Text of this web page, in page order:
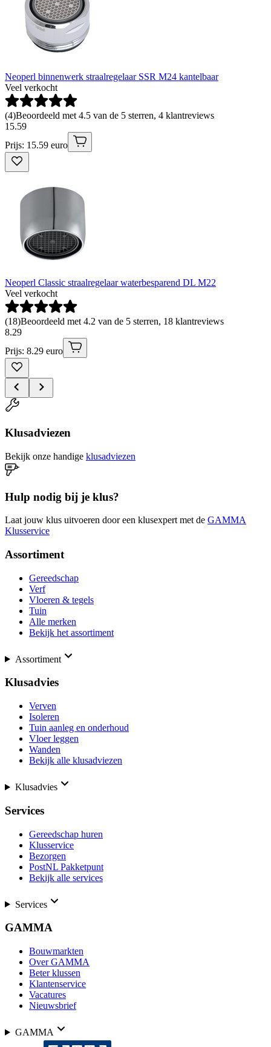
Neoperl binnenwerk straalregelaar SSR M24 kantelbaar
Veel verkocht
(4)Beoordeeld met 4.5 van de 5 sterren, 4 klantreviews
15.59
Prijs: 15.59 euro
Neoperl Classic straalregelaar waterbesparend DL M22
Veel verkocht
(18)Beoordeeld met 4.2 van de 5 sterren, 18 klantreviews
8.29
Prijs: 8.29 euro
Klusadviezen
Bekijk onze handige klusadviezen
Hulp nodig bij je klus?
Laat jouw klus uitvoeren door een klusexpert met de GAMMA
Klusservice
Assortiment
Gereedschap
Verf
Vloeren & tegels
Tuin
Alle merken
Bekijk het assortiment
Assortiment
Klusadvies
Verven
Isoleren
Tuin aanleg en onderhoud
Vloer leggen
Wanden
Bekijk alle klusadviezen
Klusadvies
Services
Gereedschap huren
Klusservice
Bezorgen
PostNL Pakketpunt
Bekijk alle services
Services
GAMMA
Bouwmarkten
Over GAMMA
Beter klussen
Klantenservice
Vacatures
Nieuwsbrief
GAMMA